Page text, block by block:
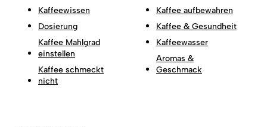
Kaffeewissen
Dosierung
Kaffee Mahlgrad
einstellen
Kaffee schmeckt
nicht
Kaffee aufbewahren
Kaffee & Gesundheit
Kaffeewasser
Aromas &
Geschmack